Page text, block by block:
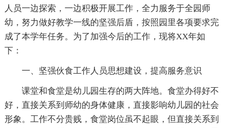
人员一边探索，一边积极开展工作，全力服务于全园师
幼，努力做好教学一线的坚强后盾，按照园里各项要求完
成了本学年任务。为了加强今后的工作，现将XX年如
下：
一、坚强伙食工作人员思想建设，提高服务意识
课堂和食堂是幼儿园生存的两大阵地。食堂办得好不
好，直接关系到师幼的身体健康，直接影响幼儿园的社会
形象。工作不分贵贱，食堂岗位虽不起眼，但直接关系到